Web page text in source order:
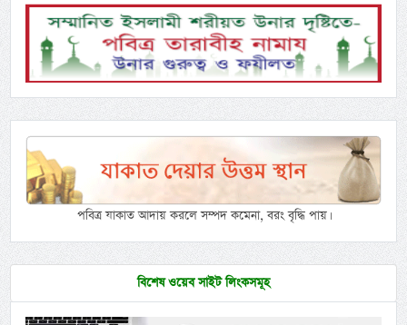
পবিত্র যাকাত আদায় করলে সম্পদ কমেনা, বরং বৃদ্ধি পায়।
বিশেষ ওয়েব সাইট লিংকসমূহ